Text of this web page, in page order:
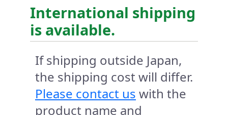
International shipping
is available.
If shipping outside Japan,
the shipping cost will differ.
Please contact us with the
product name and